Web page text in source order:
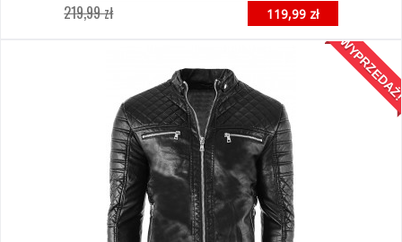
119,99 zł
219,99 zł